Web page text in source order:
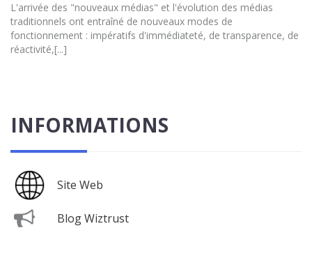
L'arrivée des "nouveaux médias" et l'évolution des médias
traditionnels ont entraîné de nouveaux modes de
fonctionnement : impératifs d'immédiateté, de transparence, de
réactivité,[...]
INFORMATIONS
Site Web
Blog Wiztrust